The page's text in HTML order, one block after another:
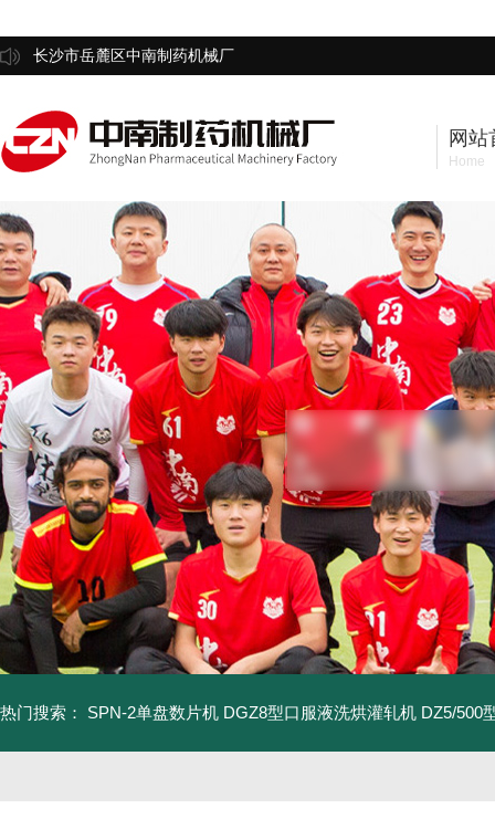
长沙市岳麓区中南制药机械厂
网站
Home
热门搜索： SPN-2单盘数片机 DGZ8型口服液洗烘灌轧机 DZ5/500